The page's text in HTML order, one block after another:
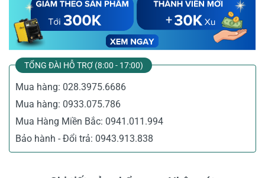
TỔNG ĐÀI HỖ TRỢ (8:00 - 17:00)
Mua hàng: 028.3975.6686
Mua hàng: 0933.075.786
Mua Hàng Miền Bắc: 0941.011.994
Bảo hành - Đổi trả: 0943.913.838